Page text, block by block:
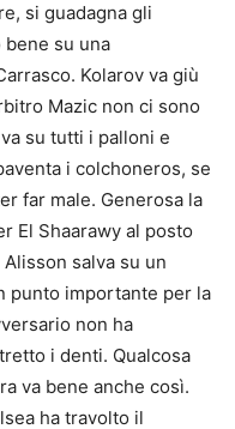
si guadagna gli
bene su una
Kolarov va giù
Mazic non ci sono
su tutti i palloni e
i colchoneros, se
far male. Generosa la
El Shaarawy al posto
salva su un
punto importante per la
non ha
i denti. Qualcosa
va bene anche così.
ha travolto il